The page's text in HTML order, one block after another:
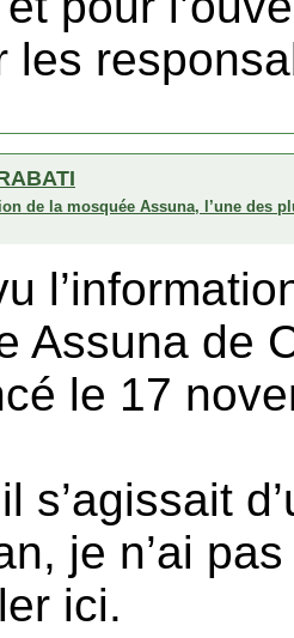
les
de la mosquée Assuna, l’une des
Assuna de
le 17
s’agissait
je n’ai
ici.